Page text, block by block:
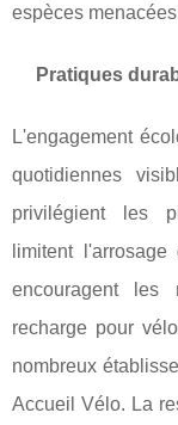
espèces
Pratiques
L'engagement
quotidiennes
privilégient les
limitent
encouragent les
recharge pour
nombreux
Accueil Vélo. La